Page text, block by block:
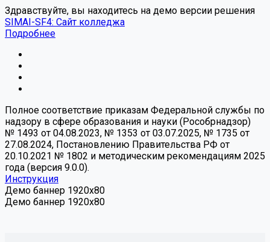
Здравствуйте, вы находитесь на демо версии решения
SIMAI-SF4: Сайт колледжа
Подробнее
Полное соответствие приказам Федеральной службы по
надзору в сфере образования и науки (Рособрнадзор)
№ 1493 от 04.08.2023, № 1353 от 03.07.2025, № 1735 от
27.08.2024, Постановлению Правительства РФ от
20.10.2021 № 1802 и методическим рекомендациям 2025
года (версия 9.0.0).
Инструкция
Демо баннер 1920x80
Демо баннер 1920x80